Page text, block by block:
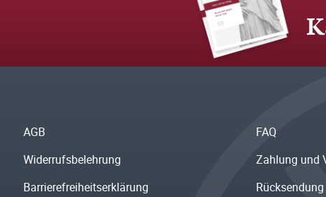
AGB
Widerrufsbelehrung
Barrierefreiheitserklärung
FAQ
Zahlung und
Rücksendung